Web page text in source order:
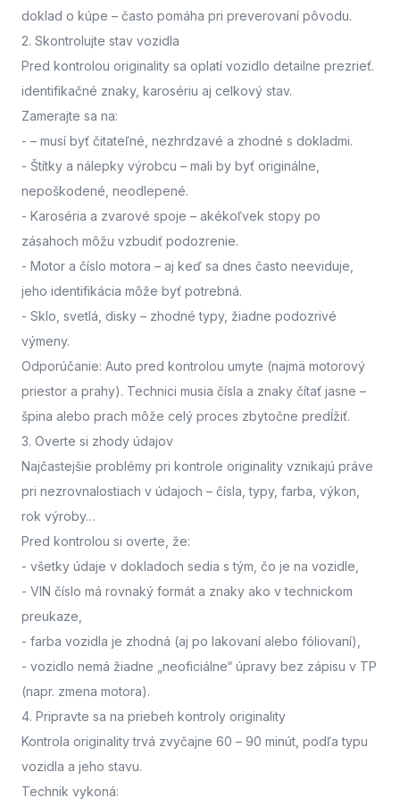
doklad o kúpe – často pomáha pri preverovaní pôvodu.
2. Skontrolujte stav vozidla
Pred kontrolou originality sa oplatí vozidlo detailne prezrieť.
identifikačné znaky, karosériu aj celkový stav.
Zamerajte sa na:
- – musí byť čitateľné, nezhrdzavé a zhodné s dokladmi.
- Štítky a nálepky výrobcu – mali by byť originálne,
nepoškodené, neodlepené.
- Karoséria a zvarové spoje – akékoľvek stopy po
zásahoch môžu vzbudiť podozrenie.
- Motor a číslo motora – aj keď sa dnes často neeviduje,
jeho identifikácia môže byť potrebná.
- Sklo, svetlá, disky – zhodné typy, žiadne podozrivé
výmeny.
Odporúčanie: Auto pred kontrolou umyte (najmä motorový
priestor a prahy). Technici musia čísla a znaky čítať jasne –
špina alebo prach môže celý proces zbytočne predĺžiť.
3. Overte si zhody údajov
Najčastejšie problémy pri kontrole originality vznikajú práve
pri nezrovnalostiach v údajoch – čísla, typy, farba, výkon,
rok výroby…
Pred kontrolou si overte, že:
- všetky údaje v dokladoch sedia s tým, čo je na vozidle,
- VIN číslo má rovnaký formát a znaky ako v technickom
preukaze,
- farba vozidla je zhodná (aj po lakovaní alebo fóliovaní),
- vozidlo nemá žiadne „neoficiálne“ úpravy bez zápisu v TP
(napr. zmena motora).
4. Pripravte sa na priebeh kontroly originality
Kontrola originality trvá zvyčajne 60 – 90 minút , podľa typu
vozidla a jeho stavu.
Technik vykoná: